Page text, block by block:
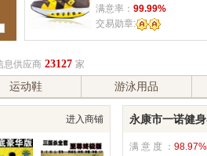
原产地厂家品质的保证
满意率： 99.99%
交易勋章:
息供应商 23127 家
运动鞋 游泳用品
进入商铺 永康市一诺健
满 意 度 ： 98.97%